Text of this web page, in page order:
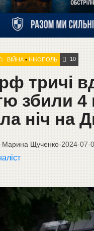
ВІЙНА• НІКОПОЛЬ 10
тричі
збили 4
ніч на
Марина Щученко-2024-07-